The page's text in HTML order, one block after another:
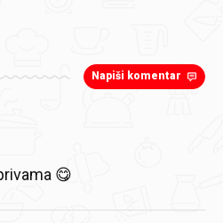
Napiši komentar
😋